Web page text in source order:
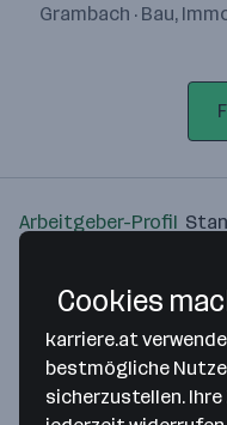
Grambach · Bau,
Arbeitgeber-Profil
Cookies
karriere.at
bestmögliche
sicherzustellen.